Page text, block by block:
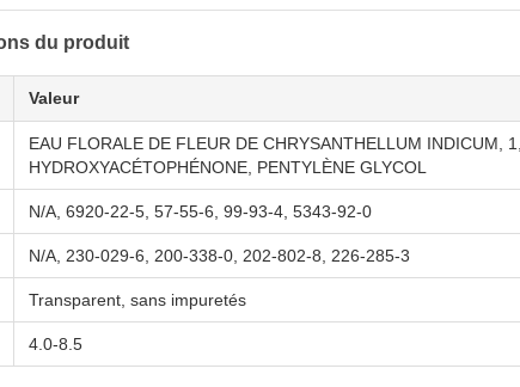
du produit
Valeur
EAU FLORALE DE FLEUR DE CHRYSANTHELLUM INDICUM,
HYDROXYACÉTOPHÉNONE, PENTYLÈNE GLYCOL
N/A, 6920-22-5, 57-55-6, 99-93-4, 5343-92-0
N/A, 230-029-6, 200-338-0, 202-802-8, 226-285-3
Transparent, sans impuretés
4.0-8.5